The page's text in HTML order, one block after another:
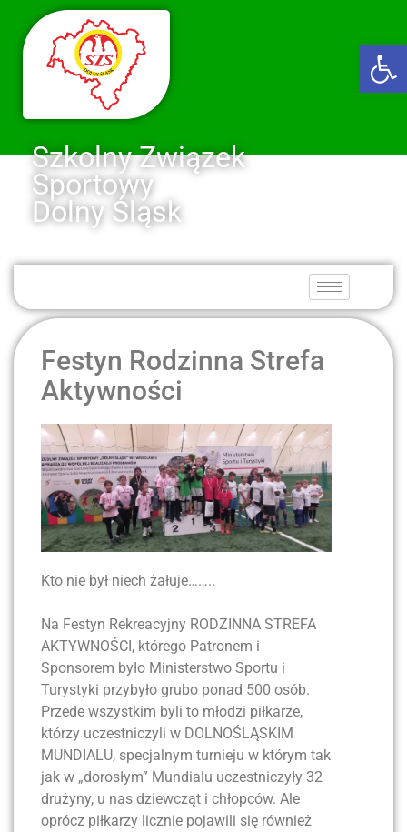
Szkolny Związek
Sportowy
Dolny Śląsk
Festyn Rodzinna Strefa
Aktywności
Kto nie był niech żałuje……..
Na Festyn Rekreacyjny RODZINNA STREFA
AKTYWNOŚCI, którego Patronem i
Sponsorem było Ministerstwo Sportu i
Turystyki przybyło grubo ponad 500 osób.
Przede wszystkim byli to młodzi piłkarze,
którzy uczestniczyli w DOLNOŚLĄSKIM
MUNDIALU, specjalnym turnieju w którym tak
jak w „dorosłym” Mundialu uczestniczyły 32
drużyny, u nas dziewcząt i chłopców. Ale
oprócz piłkarzy licznie pojawili się również